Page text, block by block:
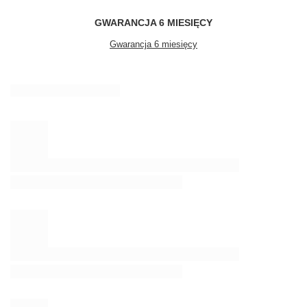
GWARANCJA 6 MIESIĘCY
Gwarancja 6 miesięcy